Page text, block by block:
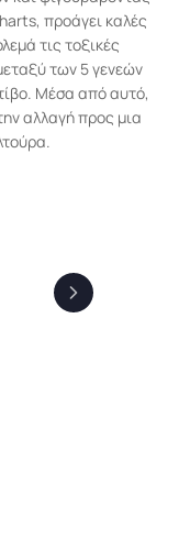
προάγει καλές
τις τοξικές
των 5 γενεών
Μέσα από αυτό,
αλλαγή προς μια